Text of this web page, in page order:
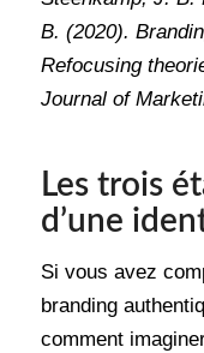
B. (2020).
Refocusing
Journal of
Les trois
d’une
Si vous avez
branding
comment